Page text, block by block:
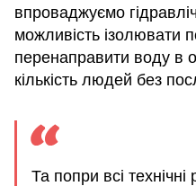
впроваджуємо
можливість ізолювати
перенаправити воду в
кількість людей без
Та попри всі